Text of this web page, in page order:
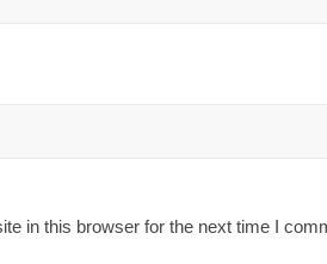
in this browser for the next time I